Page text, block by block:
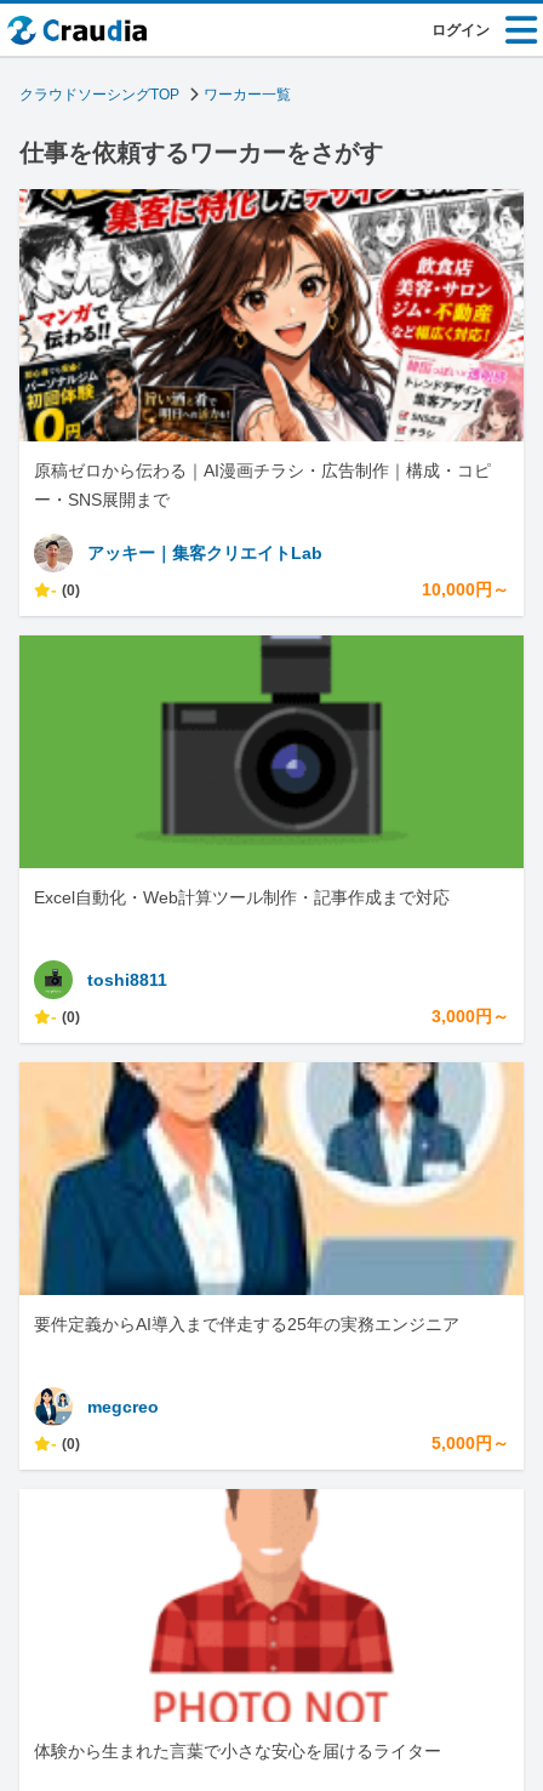
ログイン
クラウドソーシングTOP ワーカー一覧
仕事を依頼するワーカーをさがす
原稿ゼロから伝わる｜AI漫画チラシ・広告制作｜構成・コピ
ー・SNS展開まで
アッキー｜集客クリエイトLab
- (0) 10,000円～
Excel自動化・Web計算ツール制作・記事作成まで対応
toshi8811
- (0) 3,000円～
要件定義からAI導入まで伴走する25年の実務エンジニア
megcreo
- (0) 5,000円～
体験から生まれた言葉で小さな安心を届けるライター